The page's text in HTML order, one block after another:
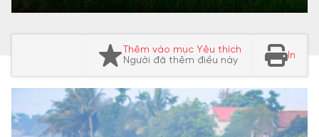
Thêm vào mục Yêu thích
Người đã thêm điều này
In